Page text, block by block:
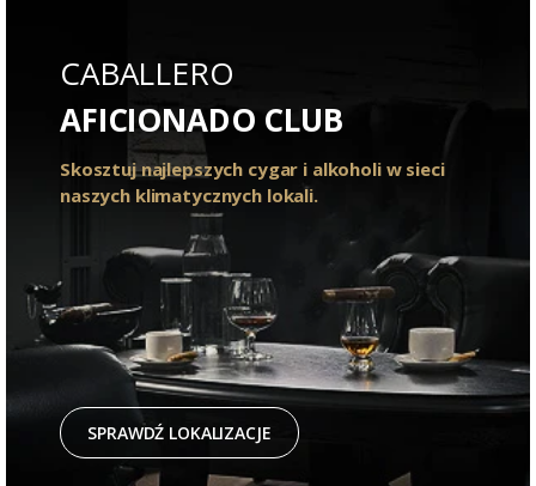
CABALLERO
AFICIONADO CLUB
Skosztuj najlepszych cygar i alkoholi w sieci
naszych klimatycznych lokali.
SPRAWDŹ LOKALIZACJE